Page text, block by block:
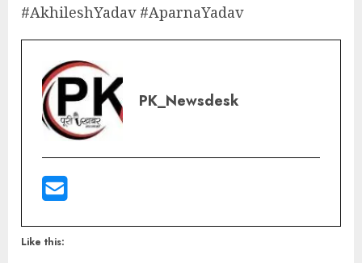
#AkhileshYadav #AparnaYadav
PK_Newsdesk
Like this: